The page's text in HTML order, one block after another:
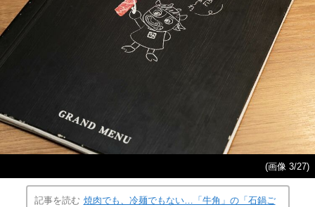
(画像 3/27)
記事を読む 焼肉でも、冷麺でもない…「牛角」の「石鍋ご